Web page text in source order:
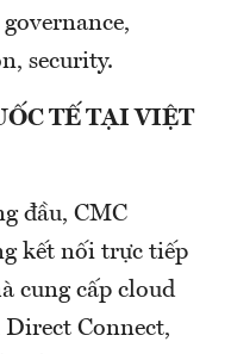
security.
TẾ TẠI VIỆT
đầu, CMC
kết nối trực tiếp
cung cấp cloud
Connect,